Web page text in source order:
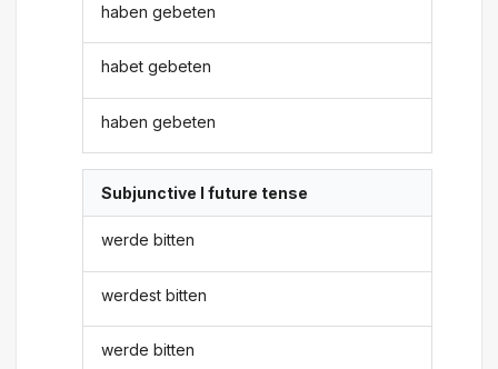
haben gebeten
habet gebeten
haben gebeten
Subjunctive I future tense
werde bitten
werdest bitten
werde bitten